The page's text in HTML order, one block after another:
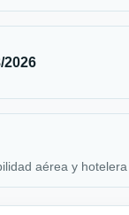
2026
aérea y hotelera